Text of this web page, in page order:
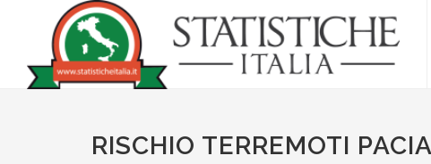
RISCHIO TERREMOTI